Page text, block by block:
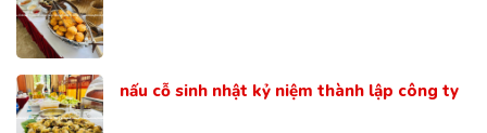
nấu cỗ sinh nhật kỷ niệm thành lập công ty